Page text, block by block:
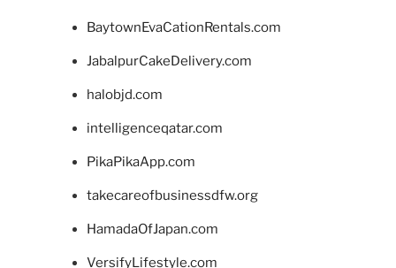
BaytownEvaCationRentals.com
JabalpurCakeDelivery.com
halobjd.com
intelligenceqatar.com
PikaPikaApp.com
takecareofbusinessdfw.org
HamadaOfJapan.com
VersifyLifestyle.com